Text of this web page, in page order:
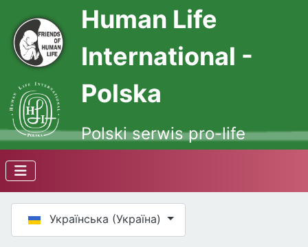
Human Life
International -
Polska
Polski serwis pro-life
Оберіть свою мову
Українська (Україна)